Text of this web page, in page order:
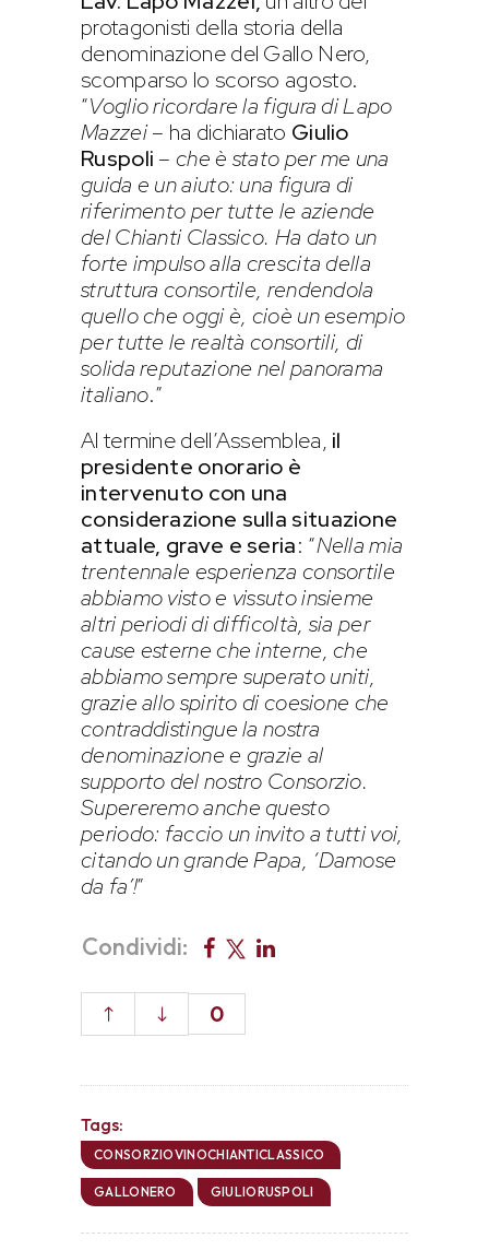
protagonisti della storia della
denominazione del Gallo Nero,
scomparso lo scorso agosto.
“Voglio ricordare la figura di Lapo
Mazzei– ha dichiarato Giulio
Ruspoli –che è stato per me una
guida e un aiuto: una figura di
riferimento per tutte le aziende
del Chianti Classico. Ha dato un
forte impulso alla crescita della
struttura consortile, rendendola
quello che oggi è, cioè un esempio
per tutte le realtà consortili, di
solida reputazione nel panorama
italiano.”
Al termine dell’Assemblea, il
presidente onorario è
intervenuto con una
considerazione sulla situazione
attuale, grave e seria: “Nella mia
trentennale esperienza consortile
abbiamo visto e vissuto insieme
altri periodi di difficoltà, sia per
cause esterne che interne, che
abbiamo sempre superato uniti,
grazie allo spirito di coesione che
contraddistingue la nostra
denominazione e grazie al
supporto del nostro Consorzio.
Supereremo anche questo
periodo: faccio un invito a tutti voi,
citando un grande Papa, ‘Damose
da fa’!”
Condividi:
0
Tags:
CONSORZIOVINOCHIANTICLASSICO
GALLONERO GIULIORUSPOLI